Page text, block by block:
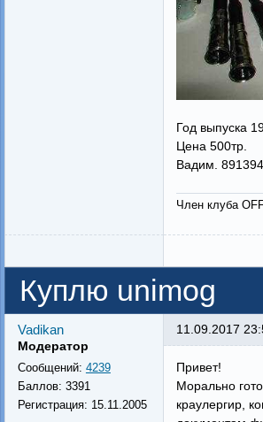
Год выпуска
Цена 500тр.
Вадим.
Член клуба
Куплю unimog
Vadikan
Модератор
Сообщений: 4239
Баллов: 3391
Регистрация: 15.11.2005
11.09.2017
Привет!
Морально
краулергир,